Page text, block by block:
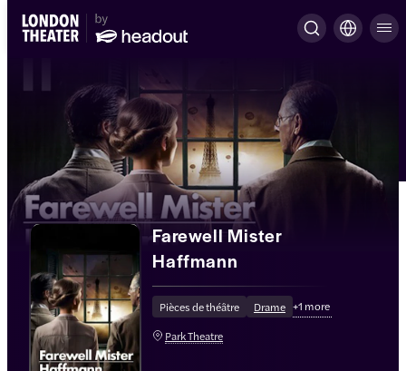
Farewell Mister
Haffmann
Pièces de théâtre Drame +1 more
Park Theatre